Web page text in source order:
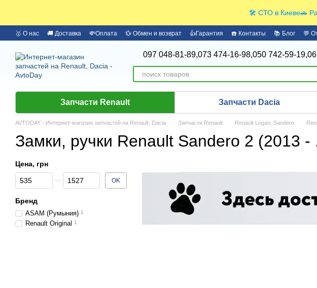
🛠️ СТО в Киеве🚗
🥇 О нас 🚚 Доставка 💸Оплата 💱 Обмен и возврат 👍Гарантия ☎️ Контакты 📚 Блог 💬
097 048-81-89,073 474-16-98,050 742-59-19,
Запчасти Renault Запчасти Dacia
AVTODAY - Интернет-магазин запчастей на Renault, Dacia Запчасти Renault Renault Logan, Sandero
Замки, ручки Renault Sandero 2 (2013 -
Цена, грн
От Цена, грн
До Цена, грн OK
Бренд
ASAM (Румыния) 1
Renault Original 1